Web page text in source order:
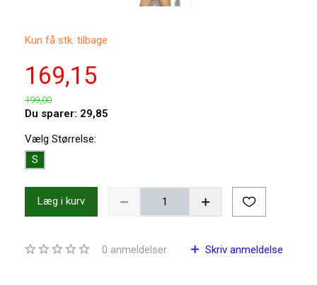
Kun få stk. tilbage
169,15
199,00
Du sparer: 29,85
Vælg Størrelse:
S
Læg i kurv
0 anmeldelser Skriv anmeldelse